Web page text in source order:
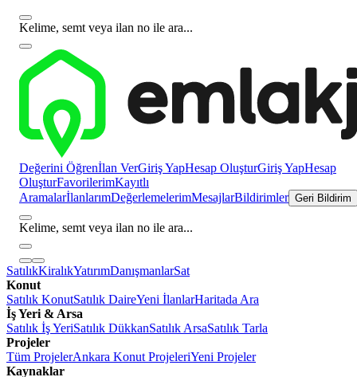
Kelime, semt veya ilan no ile ara...
Değerini Öğrenİlan VerGiriş YapHesap OluşturGiriş YapHesap
OluşturFavorilerimKayıtlı
AramalarİlanlarımDeğerlemelerimMesajlarBildirimler Geri Bildirim
Kelime, semt veya ilan no ile ara...
SatılıkKiralıkYatırımDanışmanlarSat
Konut
Satılık KonutSatılık DaireYeni İlanlarHaritada Ara
İş Yeri & Arsa
Satılık İş YeriSatılık DükkanSatılık ArsaSatılık Tarla
Projeler
Tüm ProjelerAnkara Konut ProjeleriYeni Projeler
Kaynaklar